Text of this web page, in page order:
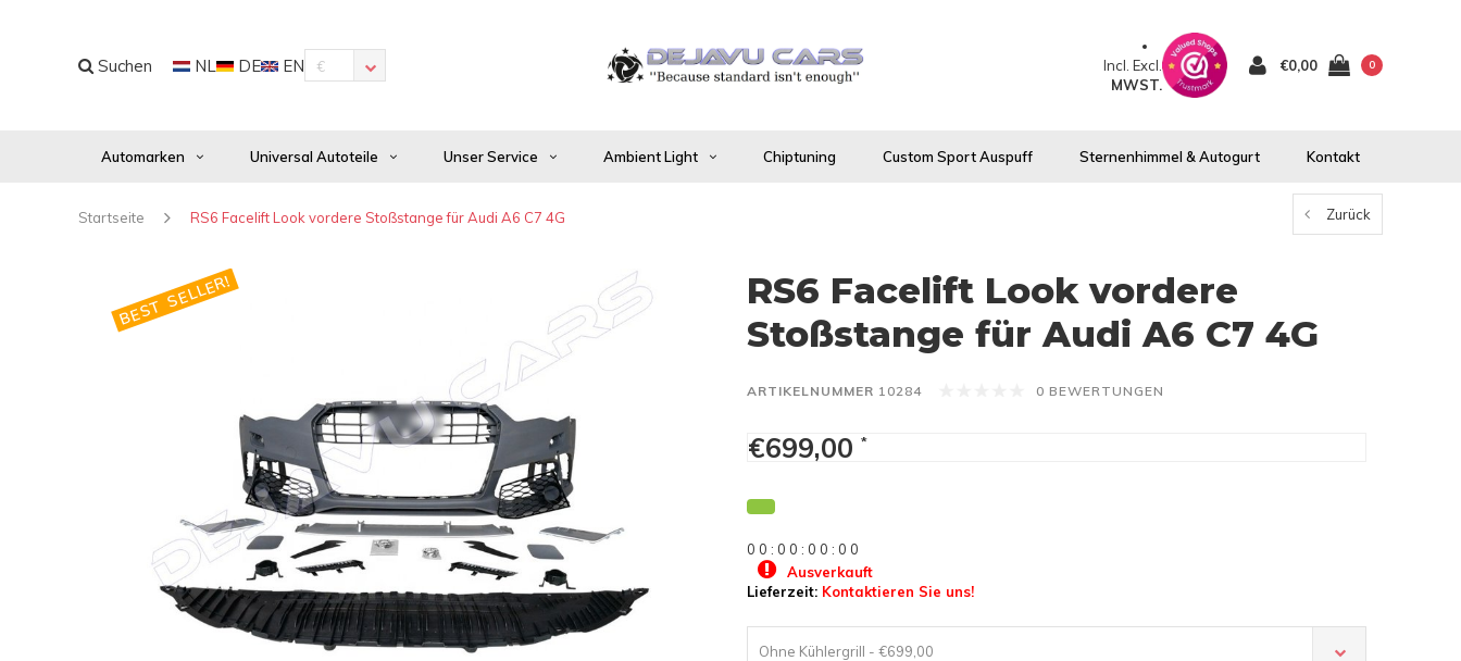
Suchen NL DE EN € Incl. Excl.
MWST.
€0,00 0
Automarken Universal Autoteile Unser Service Ambient Light Chiptuning Custom Sport Auspuff Sternenhimmel & Autogurt Kontakt
Startseite RS6 Facelift Look vordere Stoßstange für Audi A6 C7 4G Zurück
BEST SELLER!
RS6 Facelift Look vordere
Stoßstange für Audi A6 C7 4G
ARTIKELNUMMER 10284 0 BEWERTUNGEN
€699,00 *
0 0 : 0 0 : 0 0 : 0 0
Ausverkauft
Lieferzeit: Kontaktieren Sie uns!
Ohne Kühlergrill - €699,00